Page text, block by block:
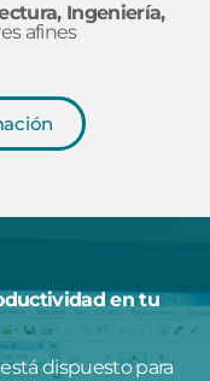
Ingeniería,
afines
en tu
dispuesto para